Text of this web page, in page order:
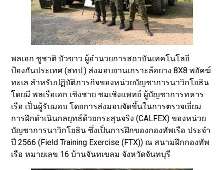
พลเอก ชูชาติ บัวขาว ผู้อำนวยการสถาบันเทคโนโลยี
ป้องกันประเทศ (สทป.) ส่งมอบยานเกราะล้อยาง 8X8 พยัคฆ์
ทะเล สำหรับปฏิบัติภารกิจของหน่วยบัญชาการนาวิกโยธิน
โดยมี พลเรือเอก เชิงชาย ชมเชิงแพทย์ ผู้บัญชาการทหาร
เรือ เป็นผู้รับมอบ โดยการส่งมอบจัดขึ้นในการตรวจเยี่ยม
การฝึกดำเนินกลยุทธ์ด้วยกระสุนจริง (CALFEX) ของหน่วย
บัญชาการนาวิกโยธิน ซึ่งเป็นการฝึกของกองทัพเรือ ประจำ
ปี 2566 (Field Training Exercise (FTX)) ณ สนามฝึกกองทัพ
เรือ หมายเลข 16 บ้านจันทเขลม จังหวัดจันทบุรี